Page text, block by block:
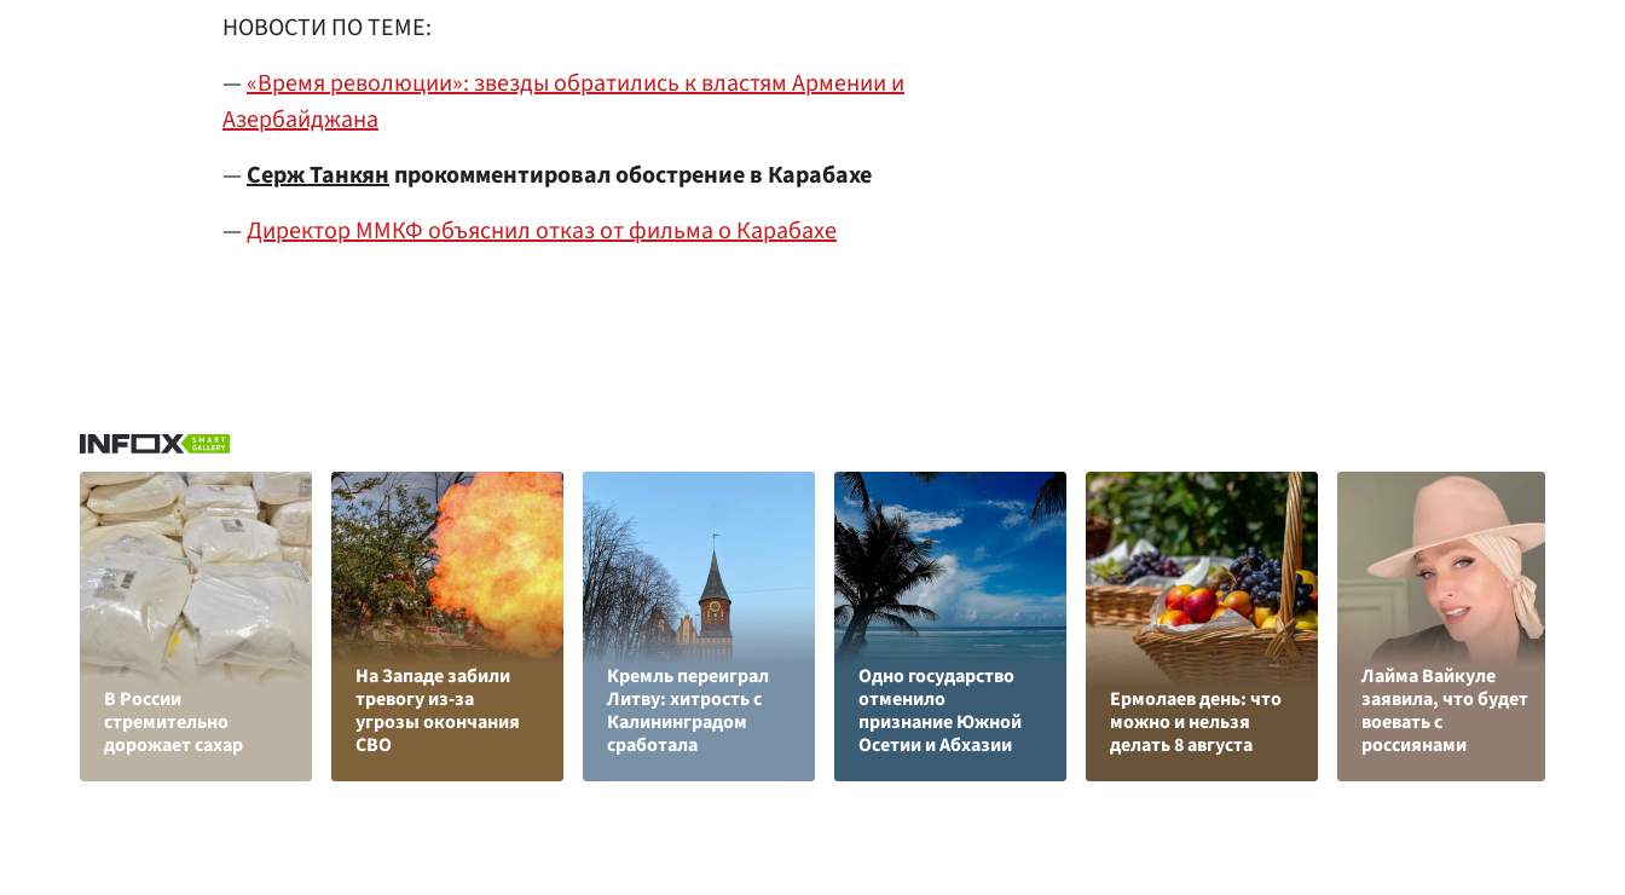
НОВОСТИ ПО ТЕМЕ:
—«Время революции»: звезды обратились к властям Армении и
Азербайджана
—Серж Танкянпрокомментировал обострение в Карабахе
—Директор ММКФ объяснил отказ от фильма о Карабахе
В России
стремительно
дорожает сахар
На Западе забили
тревогу из-за
угрозы окончания
СВО
Кремль переиграл
Литву: хитрость с
Калининградом
сработала
Одно государство
отменило
признание Южной
Осетии и Абхазии
Ермолаев день: что
можно и нельзя
делать 8 августа
Лайма Вайкуле
заявила, что будет
воевать с
россиянами